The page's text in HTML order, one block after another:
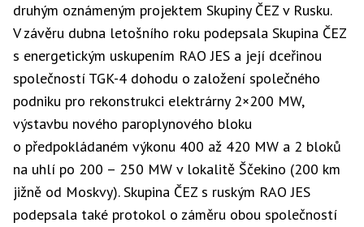
druhým oznámeným projektem Skupiny ČEZ v Rusku.
V závěru dubna letošního roku podepsala Skupina ČEZ
s energetickým uskupením RAO JES a její dceřinou
společností TGK-4 dohodu o založení společného
podniku pro rekonstrukci elektrárny 2×200 MW,
výstavbu nového paroplynového bloku
o předpokládaném výkonu 400 až 420 MW a 2 bloků
na uhlí po 200 – 250 MW v lokalitě Ščekino (200 km
jižně od Moskvy). Skupina ČEZ s ruským RAO JES
podepsala také protokol o záměru obou společností